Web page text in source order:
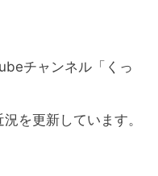
チャンネル「くっ
を更新しています。